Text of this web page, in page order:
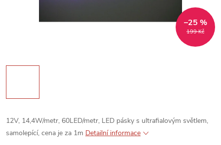
199 Kč
–25 %
12V, 14,4W/metr, 60LED/metr, LED pásky s ultrafialovým světlem,
samolepící, cena je za 1m Detailní informace